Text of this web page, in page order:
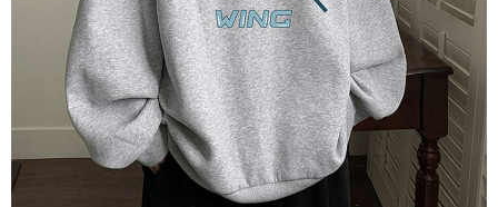
Mobile / Pemindahan bank / Pembayaran J街口 / iPASS MONEY" dan
saluran lain.
【Nota Penting】
1. Perkhidmatan ini disediakan oleh "Taiwan Mobile Co., Ltd." untuk
membolehkan pengguna membeli produk atau perkhidmatan melalui
perkhidmatan ini semasa transaksi, dan kedai akan menyerahkan hak
tuntutan harga jual/beli ansuran kepada syarikat ini untuk membayar bil
menggunakan bil syarikat ini.
2. Berdasarkan tujuan kontrak persetujuan pembayaran menggunakan